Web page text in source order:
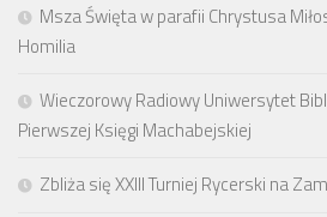
Msza Święta w parafii Chrystusa
Homilia
Wieczorowy Radiowy Uniwersytet
Pierwszej Księgi Machabejskiej
Zbliża się XXIII Turniej Rycerski na